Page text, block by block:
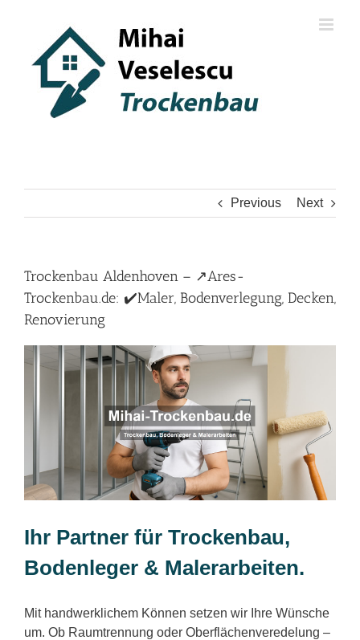
Previous Next
Trockenbau Aldenhoven – ↗️Ares-
Trockenbau.de: ✔️Maler, Bodenverlegung, Decken,
Renovierung
Ihr Partner für Trockenbau,
Bodenleger & Malerarbeiten.
Mit handwerklichem Können setzen wir Ihre Wünsche
um. Ob Raumtrennung oder Oberflächenveredelung –